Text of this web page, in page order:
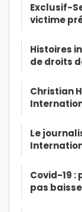
Exclusif-
victime
Histoires
de droits
Christian
Le
Covid-19 :
pas